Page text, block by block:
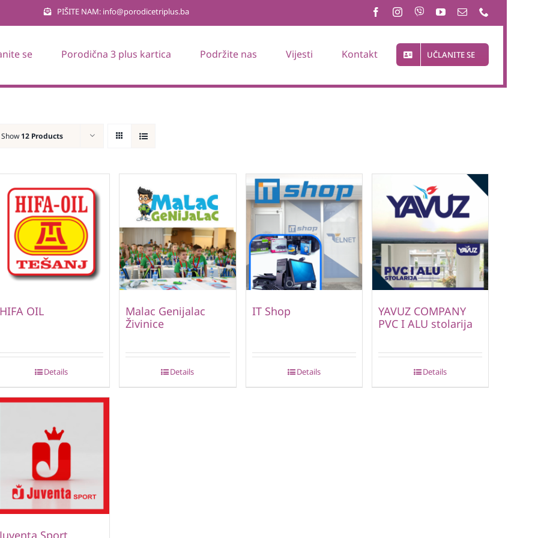
PIŠITE NAM: info@porodicetriplus.ba
se Porodična 3 plus kartica Podržite nas Vijesti Kontakt UČLANITE SE
Show 12 Products
HIFA OIL
Details
Malac Genijalac
Živinice
Details
IT Shop
Details
YAVUZ COMPANY
PVC I ALU stolarija
Details
Juventa Sport